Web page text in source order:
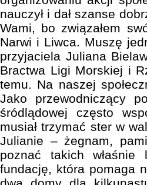
nauczył i dał szanse
Wami, bo związałem
Narwi i Liwca. Muszę
przyjaciela Juliana
Bractwa Ligi Morskiej i
temu. Na naszej
Jako przewodniczący
śródlądowej często
musiał trzymać ster w
Julianie – żegnam,
poznać takich właśnie
fundację, która pomaga